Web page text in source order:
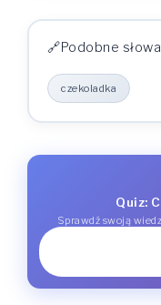
Podobne
czekoladka
Quiz:
Sprawdź swoją